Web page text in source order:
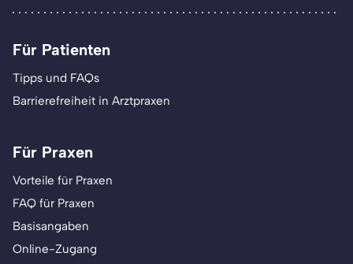
Für Patienten
Tipps und FAQs
Barrierefreiheit in Arztpraxen
Für Praxen
Vorteile für Praxen
FAQ für Praxen
Basisangaben
Online-Zugang